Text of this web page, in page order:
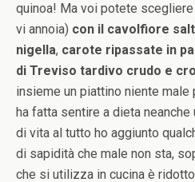
quinoa! Ma voi potete
vi annoia) con il cavolfiore
nigella, carote ripassate in
di Treviso tardivo crudo e
insieme un piattino niente male
ha fatta sentire a dieta neanche
di vita al tutto ho aggiunto
di sapidità che male non sta,
che si utilizza in cucina è ridotto